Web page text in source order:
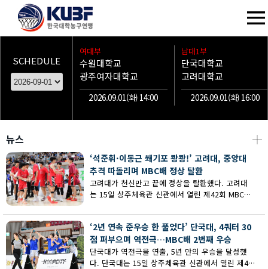
SCHEDULE
여대부
수원대학교
광주여자대학교
2026.09.01(화) 14:00
남대1부
단국대학교
고려대학교
2026.09.01(화) 16:00
뉴스 ┼
‘석준휘·이동근 쐐기포 쾅쾅!’ 고려대, 중앙대
추격 따돌리며 MBC배 정상 탈환
고려대가 천신만고 끝에 정상을 탈환했다. 고려대
는 15일 상주체육관 신관에서 열린 제42회 MBC배
추격을 따돌리며 73-62로 승리했다.
‘2년 연속 준우승 한 풀었다’ 단국대, 4쿼터 30
점 퍼부으며 역전극…MBC배 2번째 우승
단국대가 역전극을 연출, 5년 만의 우승을 달성했
다. 단국대는 15일 상주체육관 신관에서 열린 제42